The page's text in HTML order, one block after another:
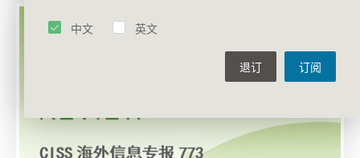
前，美国对全球普遍实施10%关税，对中国更高达
145%。
中文 英文
订阅
退订